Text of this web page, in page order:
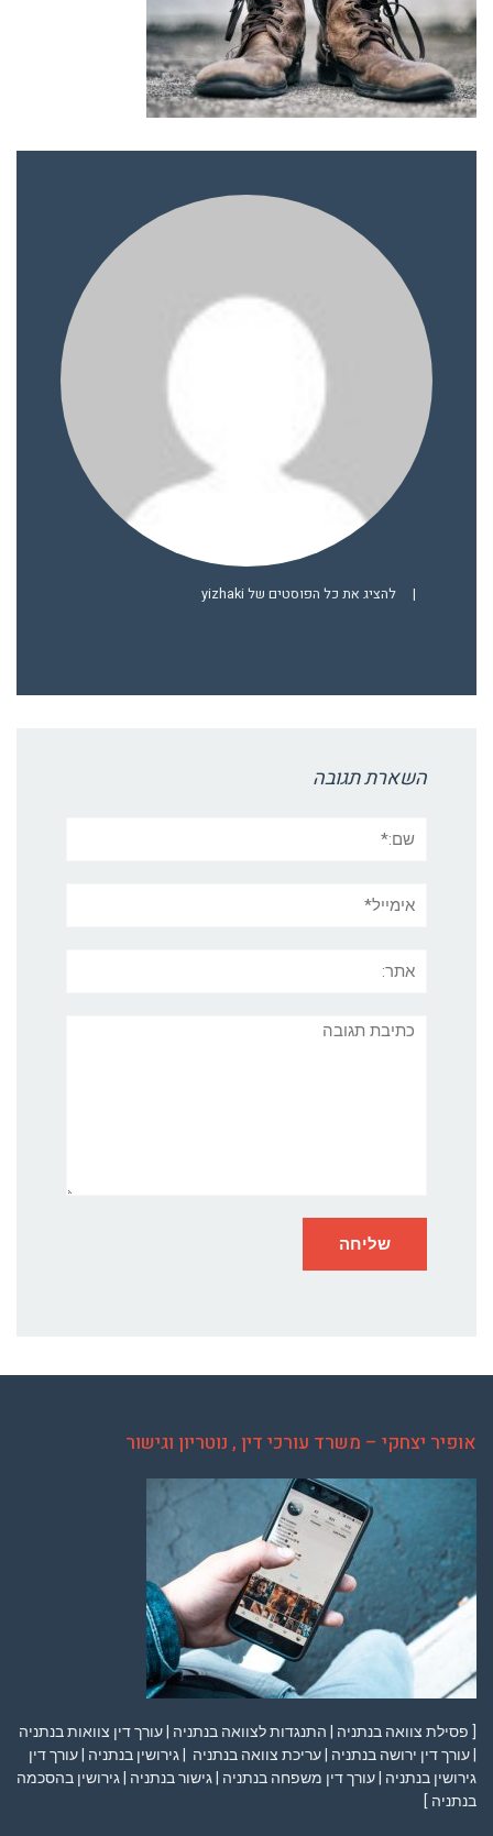
| להציג את כל הפוסטים של yizhaki
השארת תגובה
תגובה
אופיר יצחקי – משרד עורכי דין , נוטריון וגישור
[ פסילת צוואה בנתניה | התנגדות לצוואה בנתניה | עורך דין צוואות בנתניה
| עורך דין ירושה בנתניה | עריכת צוואה בנתניה | גירושין בנתניה | עורך דין
גירושין בנתניה | עורך דין משפחה בנתניה | גישור בנתניה | גירושין בהסכמה
בנתניה ]